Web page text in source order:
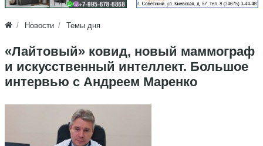
Новости Темы дня
​«Лайтовый» ковид, новый маммограф
и искусственный интеллект. Большое
интервью с Андреем Маренко